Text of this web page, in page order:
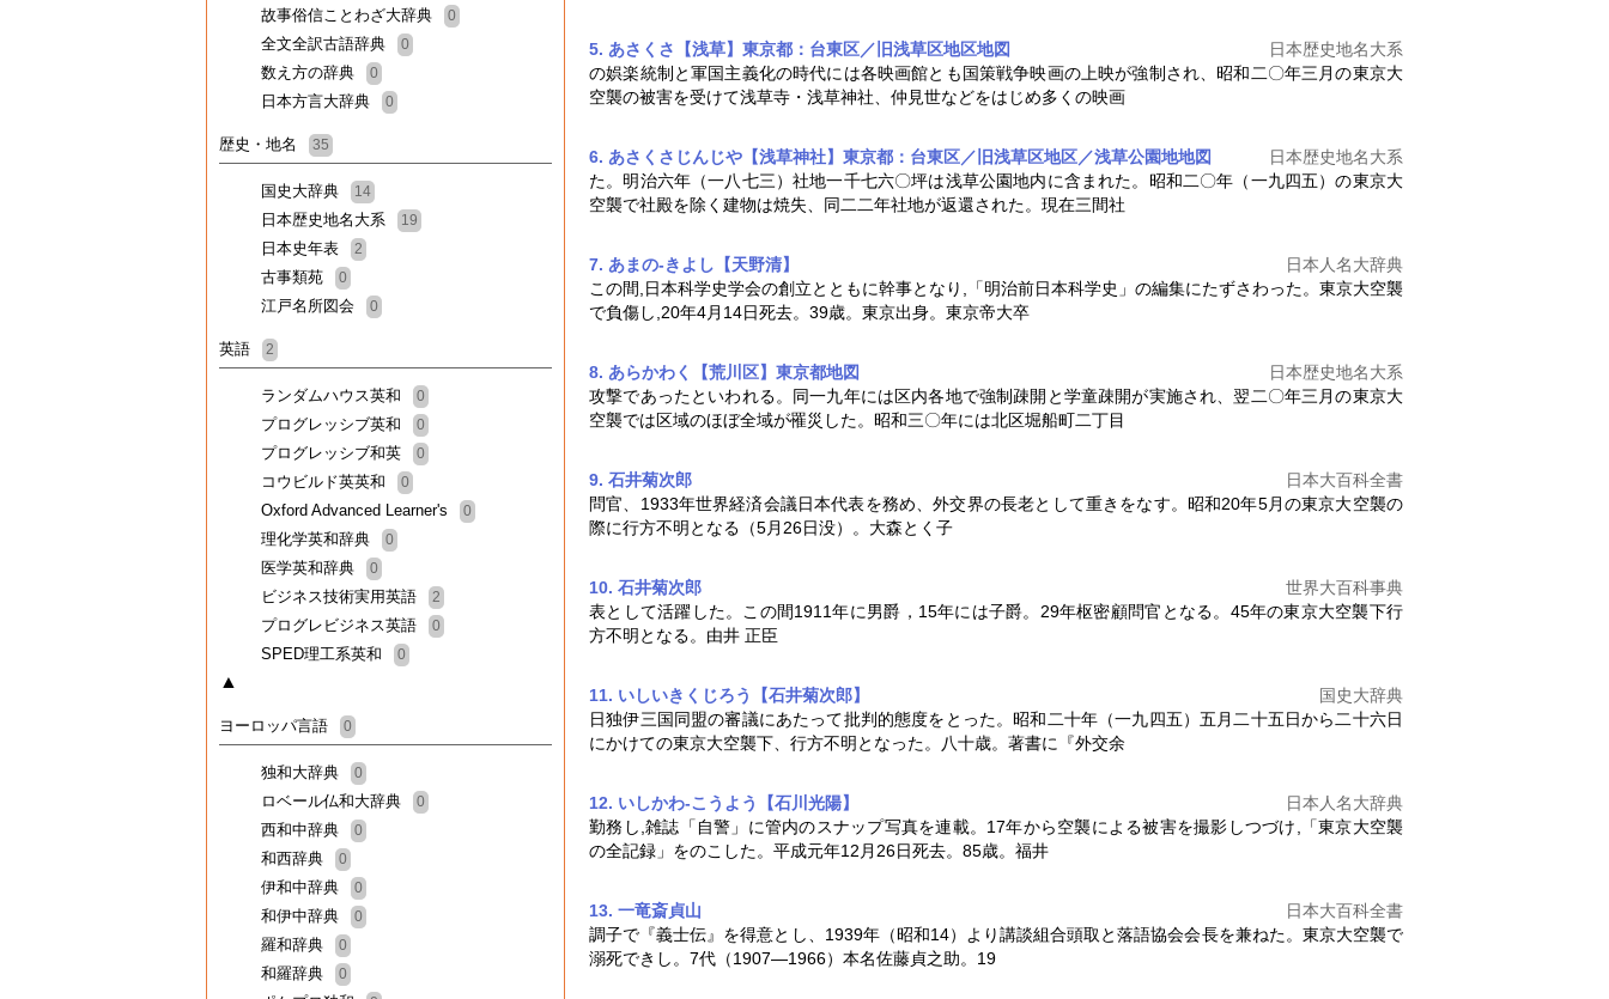
故事俗信ことわざ大辞典
0
全文全訳古語辞典 0
数え方の辞典 0
日本方言大辞典 0
歴史・地名 35
国史大辞典 14
日本歴史地名大系 19
日本史年表 2
古事類苑 0
江戸名所図会 0
英語 2
ランダムハウス英和 0
プログレッシブ英和 0
プログレッシブ和英 0
コウビルド英英和 0
Oxford Advanced Learner's 0
理化学英和辞典 0
医学英和辞典 0
ビジネス技術実用英語 2
プログレビジネス英語 0
SPED理工系英和 0
▲
ヨーロッパ言語 0
独和大辞典 0
ロベール仏和大辞典 0
西和中辞典 0
和西辞典 0
伊和中辞典 0
和伊中辞典 0
羅和辞典 0
和羅辞典 0
5. あさくさ【浅草】東京都：台東区／旧浅草区地区地図
日本歴史地名大系
の娯楽統制と軍国主義化の時代には各映画館とも国策戦争映画の上映が強制され、昭和二〇年三月の東京大
空襲の被害を受けて浅草寺・浅草神社、仲見世などをはじめ多くの映画
6. あさくさじんじや【浅草神社】東京都：台東区／旧浅草区地区／浅草公園地地図
日本歴史地名大系
た。明治六年（一八七三）社地一千七六〇坪は浅草公園地内に含まれた。昭和二〇年（一九四五）の東京大
空襲で社殿を除く建物は焼失、同二二年社地が返還された。現在三間社
7. あまの-きよし【天野清】
日本人名大辞典
この間,日本科学史学会の創立とともに幹事となり,「明治前日本科学史」の編集にたずさわった。 東京大空襲
で負傷し,20年4月14日死去。39歳。東京出身。東京帝大卒
8. あらかわく【荒川区】東京都地図
日本歴史地名大系
攻撃であったといわれる。同一九年には区内各地で強制疎開と学童疎開が実施され、翌二〇年三月の東京大
空襲では区域のほぼ全域が罹災した。昭和三〇年には北区堀船町二丁目
9. 石井菊次郎
日本大百科全書
問官、1933年世界経済会議日本代表を務め、外交界の長老として重きをなす。昭和20年5月の東京大空襲の
際に行方不明となる（5月26日没）。大森とく子
10. 石井菊次郎
世界大百科事典
表として活躍した。この間1911年に男爵，15年には子爵。29年枢密顧問官となる。45年の東京大空襲下行
方不明となる。由井 正臣
11. いしいきくじろう【石井菊次郎】
国史大辞典
日独伊三国同盟の審議にあたって批判的態度をとった。昭和二十年（一九四五）五月二十五日から二十六日
にかけての東京大空襲下、行方不明となった。八十歳。著書に『外交余
12. いしかわ-こうよう【石川光陽】
日本人名大辞典
勤務し,雑誌「自警」に管内のスナップ写真を連載。17年から空襲による被害を撮影しつづけ,「東京大空襲
の全記録」をのこした。平成元年12月26日死去。85歳。福井
13. 一竜斎貞山
日本大百科全書
調子で『義士伝』を得意とし、1939年（昭和14）より講談組合頭取と落語協会会長を兼ねた。 東京大空襲で
溺死できし。7代（1907―1966）本名佐藤貞之助。19